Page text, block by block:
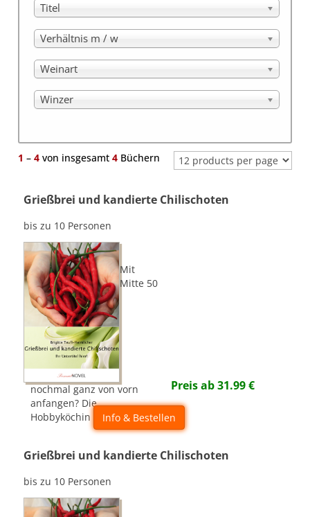
Titel
Verhältnis m / w
Weinart
Winzer
1 –4 von insgesamt4 Büchern
Grießbrei und kandierte Chilischoten
bis zu 10 Personen
Mit
Mitte 50
nochmal ganz von vorn
anfangen? Die
Hobbyköchin geht es an!
Preis ab31.99€
Info & Bestellen
Grießbrei und kandierte Chilischoten
bis zu 10 Personen